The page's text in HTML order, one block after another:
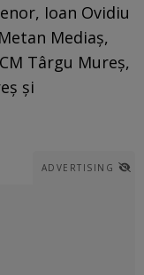
Ioan Ovidiu
Mediaș,
Târgu Mureș,
și
ADVERTISING